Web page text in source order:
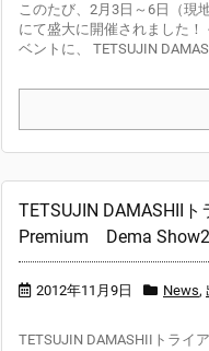
このたび、2月3日～6日（現
にて盛大に開催されました
ベントに、 TETSUJIN
TETSUJIN DAMASHII
Premium Dema
2012年11月9日 News,
TETSUJIN DAMASHIIトライ